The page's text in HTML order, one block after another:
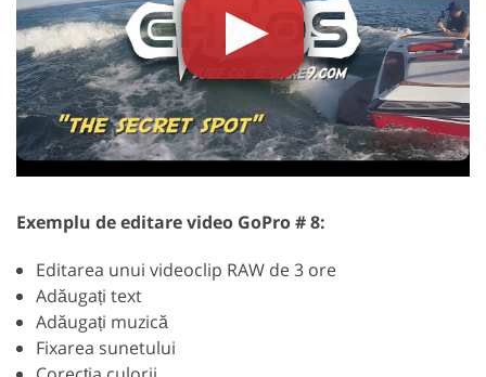
Exemplu de editare video GoPro # 8:
Editarea unui videoclip RAW de 3 ore
Adăugați text
Adăugați muzică
Fixarea sunetului